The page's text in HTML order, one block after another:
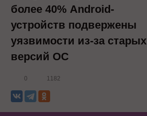
более 40% Android-
устройств подвержены
уязвимости из-за старых
версий ОС
0 1182